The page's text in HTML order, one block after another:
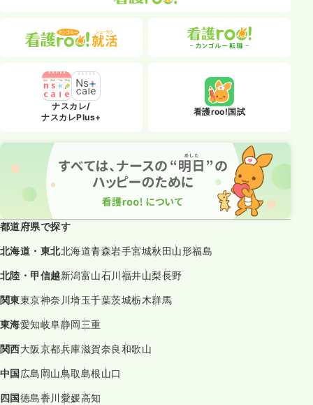
ナスカレ/
ナスカレPlus+
看護roo!国試
都道府県で探す
北海道・東北北海道青森岩手宮城秋田山形福島
北陸・甲信越新潟富山石川福井山梨長野
関東東京神奈川埼玉千葉茨城栃木群馬
東海愛知岐阜静岡三重
関西大阪京都兵庫滋賀奈良和歌山
中国広島岡山鳥取島根山口
四国徳島香川愛媛高知